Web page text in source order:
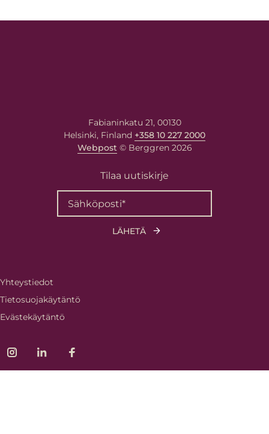
Fabianinkatu 21, 00130
Helsinki, Finland +358 10 227 2000
Webpost© Berggren 2026
Tilaa uutiskirje
Yhteystiedot
Tietosuojakäytäntö
Evästekäytäntö